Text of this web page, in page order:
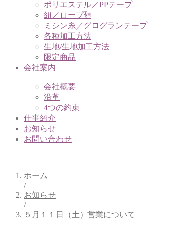
ポリエステル／PPテープ
紐／ロープ類
ミシン糸／グログランテープ
各種加工方法
生地/生地加工方法
限定商品
会社案内
+
会社概要
沿革
4つの約束
仕事紹介
お知らせ
お問い合わせ
ホーム
/
お知らせ
/
５月１１日（土）営業について